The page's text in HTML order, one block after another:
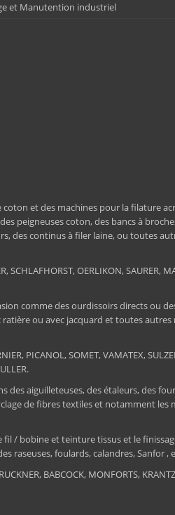
et Manutention industriel
et des machines pour la filature
peigneuses coton, des bancs à
des continus à filer laine, ou toutes
OERLIKON, SAURER,
comme des ourdissoirs directs ou
ou avec jacquard et toutes
PICANOL, SOMET, VAMATEX,
aiguilleteuses, des étaleurs, des
de fibres textiles et notamment les
/ bobine et teinture tissus et le
raseuses, foulards, calandres, Sanfor ,
BABCOCK, MONFORTS,